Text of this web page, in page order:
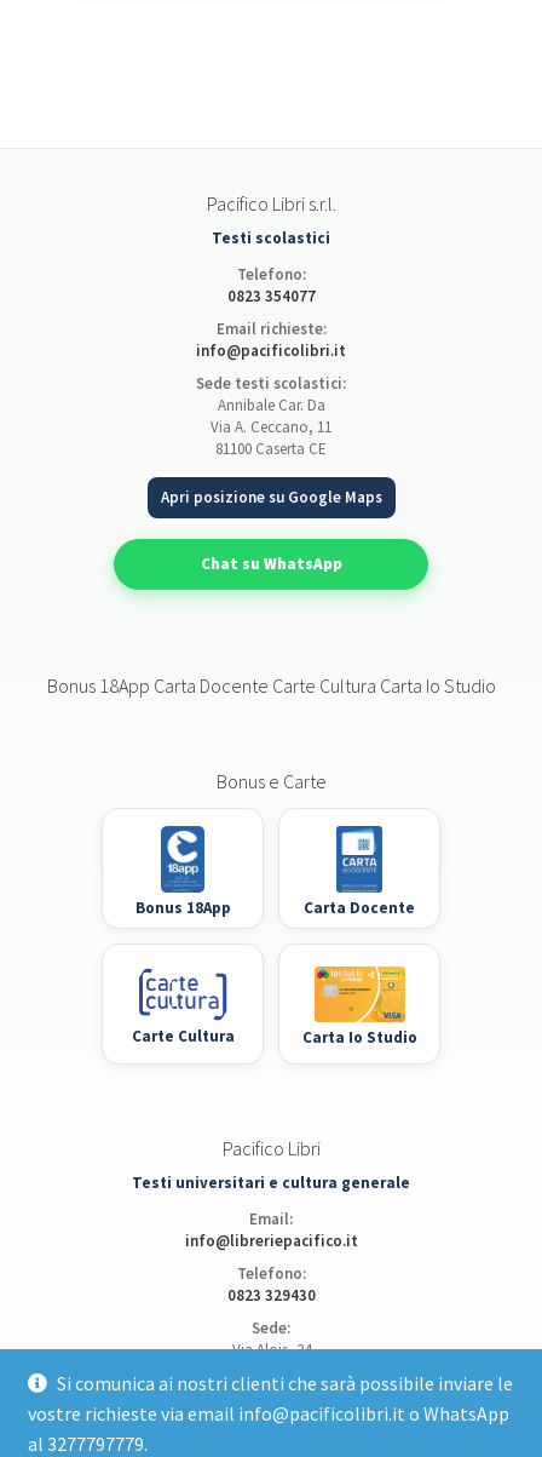
Si comunica ai nostri clienti che sarà possibile inviare le
vostre richieste via email info@pacificolibri.it o WhatsApp
al 3277797779.
Pacifico Libri s.r.l.
Testi scolastici
Telefono:
0823 354077
Email richieste:
info@pacificolibri.it
Sede testi scolastici:
Annibale Car. Da
Via A. Ceccano, 11
81100 Caserta CE
Apri posizione su Google Maps
Chat su WhatsApp
Bonus 18App Carta Docente Carte Cultura Carta Io Studio
Bonus e Carte
Bonus 18App Carta Docente
Carte Cultura Carta Io Studio
Pacifico Libri
Testi universitari e cultura generale
Email:
info@libreriepacifico.it
Telefono:
0823 329430
Sede:
Via Alois, 24
Apri posizione su Google Maps